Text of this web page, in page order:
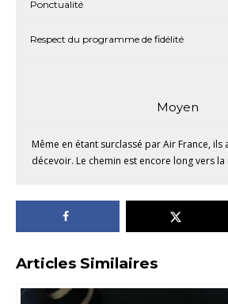
Ponctualité
Respect du programme de fidélité
Moyen
Même en étant surclassé par Air France, ils
décevoir. Le chemin est encore long vers la
Articles Similaires